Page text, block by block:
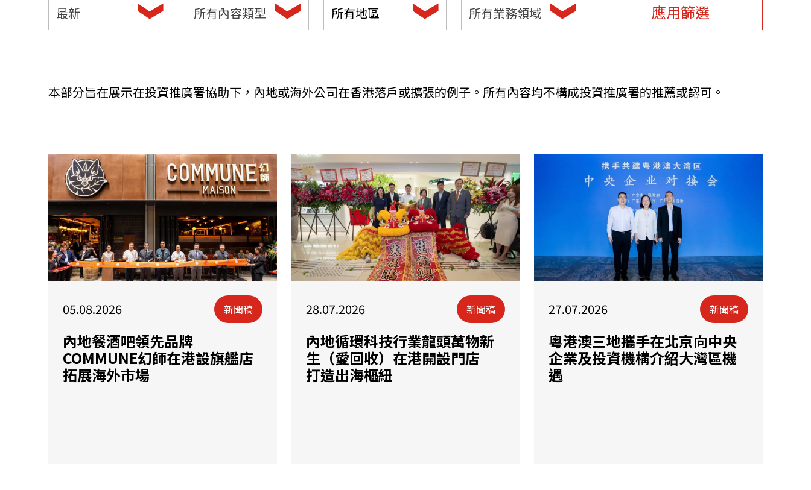
關聯網站
最新
所有內容類型
所有地區
所有業務領域
應用篩選
本部分旨在展示在投資推廣署協助下，內地或海外公司在香港落戶或擴張的例子。所有內容均不構成投資推廣署的推薦或認可。
05.08.2026 新聞稿
內地餐酒吧領先品牌
COMMUNE幻師在港設旗艦店
拓展海外市場
28.07.2026 新聞稿
內地循環科技行業龍頭萬物新
生（愛回收）在港開設門店
打造出海樞紐
27.07.2026 新聞稿
粵港澳三地攜手在北京向中央
企業及投資機構介紹大灣區機
遇